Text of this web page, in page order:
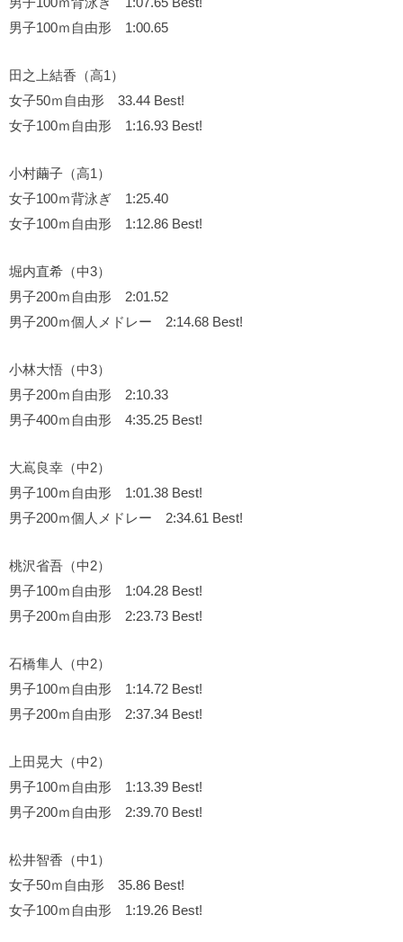
男子100ｍ自由形 1:00.65
田之上結香（高1）
女子50ｍ自由形 33.44 Best!
女子100ｍ自由形 1:16.93 Best!
小村繭子（高1）
女子100ｍ背泳ぎ 1:25.40
女子100ｍ自由形 1:12.86 Best!
堀内直希（中3）
男子200ｍ自由形 2:01.52
男子200ｍ個人メドレー 2:14.68 Best!
小林大悟（中3）
男子200ｍ自由形 2:10.33
男子400ｍ自由形 4:35.25 Best!
大嶌良幸（中2）
男子100ｍ自由形 1:01.38 Best!
男子200ｍ個人メドレー 2:34.61 Best!
桃沢省吾（中2）
男子100ｍ自由形 1:04.28 Best!
男子200ｍ自由形 2:23.73 Best!
石橋隼人（中2）
男子100ｍ自由形 1:14.72 Best!
男子200ｍ自由形 2:37.34 Best!
上田晃大（中2）
男子100ｍ自由形 1:13.39 Best!
男子200ｍ自由形 2:39.70 Best!
松井智香（中1）
女子50ｍ自由形 35.86 Best!
女子100ｍ自由形 1:19.26 Best!